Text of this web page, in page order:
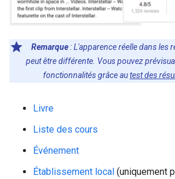
Remarque: L'apparence réelle dans les
peut être différente. Vous pouvez
fonctionnalités grâce autest des
Livre
Liste des cours
Événement
Établissement local (uniquement